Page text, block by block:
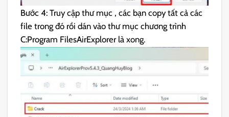
Bước 4: Truy cập thư mục , các bạn copy tất cả các
file trong đó rồi dán vào thư mục chương trình
C:Program FilesAirExplorer là xong.